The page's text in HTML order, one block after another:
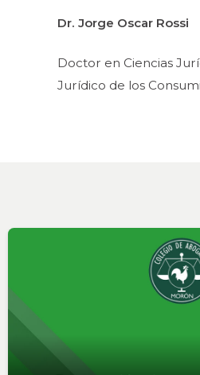
Dr. Jorge Oscar Rossi
Doctor en Ciencias
Jurídico de los